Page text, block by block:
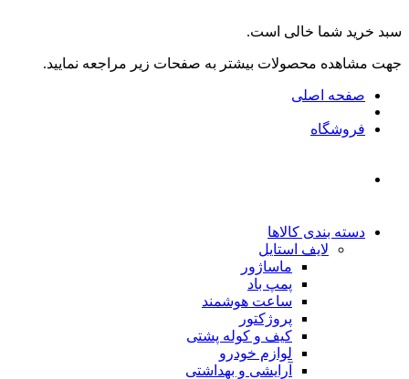
سبد خرید شما خالی است.
جهت مشاهده محصولات بیشتر به صفحات زیر مراجعه نمایید.
صفحه اصلی
فروشگاه
دسته بندی کالاها
لایف استایل
ماساژور
پمپ باد
ساعت هوشمند
پروژکتور
کیف و کوله پشتی
لوازم خودرو
آرایشی و بهداشتی